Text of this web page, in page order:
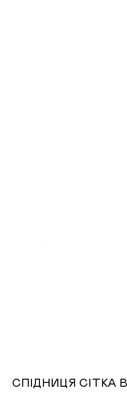
СПІДНИЦЯ СІТКА